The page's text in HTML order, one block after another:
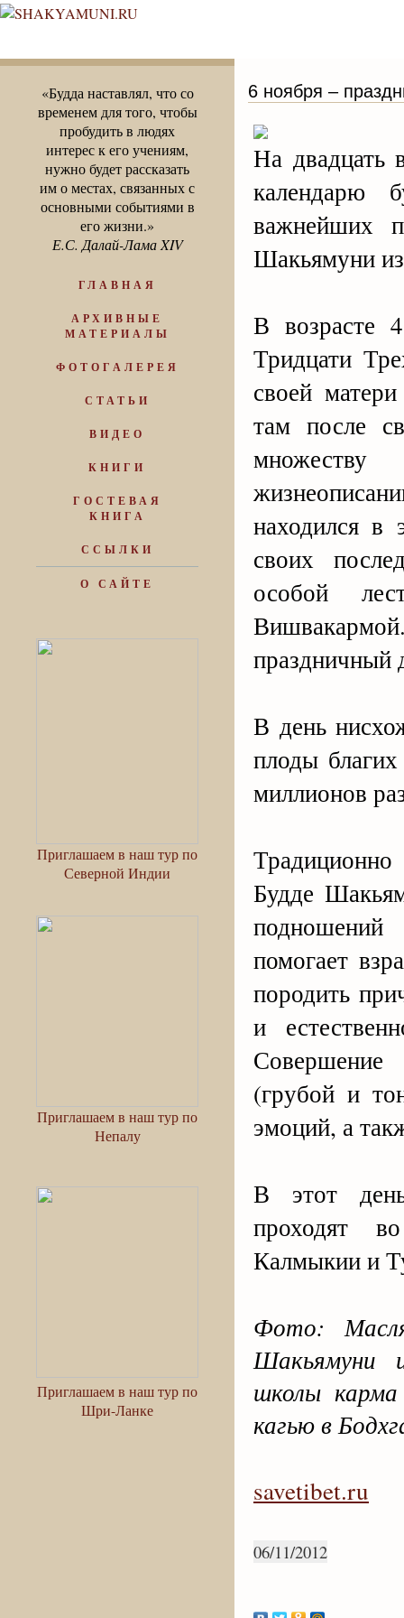
«Будда наставлял, что со
временем для того, чтобы
пробудить в людях
интерес к его учениям,
нужно будет рассказать
им о местах, связанных с
основными событиями в
его жизни.»
Е.С. Далай-Лама XIV
ГЛАВНАЯ
АРХИВНЫЕ
МАТЕРИАЛЫ
ФОТОГАЛЕРЕЯ
СТАТЬИ
ВИДЕО
КНИГИ
ГОСТЕВАЯ
КНИГА
ССЫЛКИ
О САЙТЕ
Приглашаем в наш тур по
Северной Индии
Приглашаем в наш тур по
Непалу
Приглашаем в наш тур по
Шри-Ланке
6 ноября ‒
На двадцать
календарю
важнейших
Шакьямуни
В возрасте
Тридцати
своей
там после
находился в
своих
особой
праздничный
В день
плоды
миллионов
Будде
помогает
породить
и
Совершение
(грубой и
эмоций, а
В этот
проходят
Калмыкии и
Фото:
Шакьямуни
школы
кагью в
savetibet.ru
06/11/2012